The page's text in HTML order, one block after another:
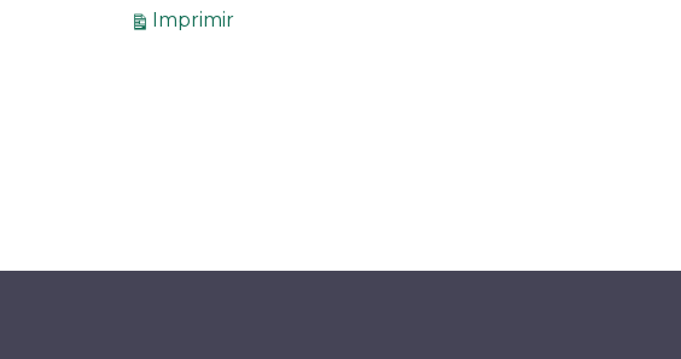
ImprimirVistas